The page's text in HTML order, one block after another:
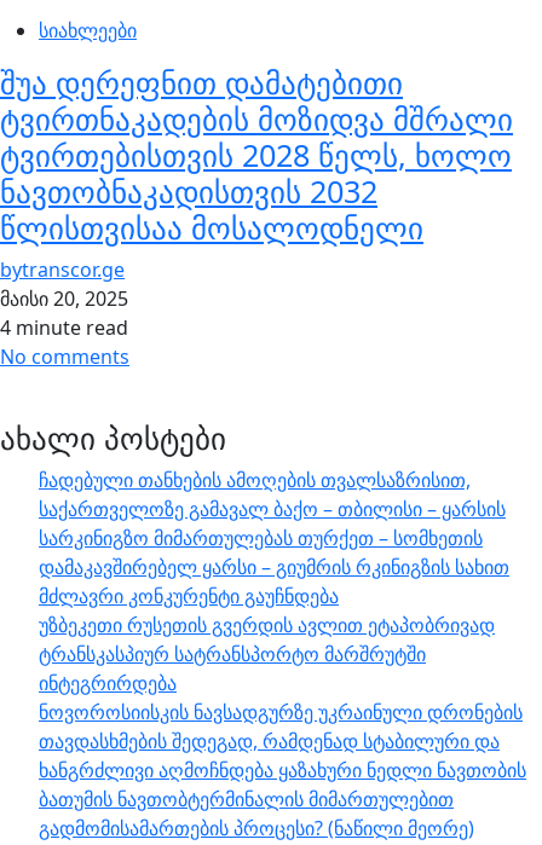
სიახლეები
შუა დერეფნით დამატებითი
ტვირთნაკადების მოზიდვა მშრალი
ტვირთებისთვის 2028 წელს, ხოლო
ნავთობნაკადისთვის 2032
წლისთვისაა მოსალოდნელი
bytranscor.ge
მაისი 20, 2025
4 minute read
No comments
ახალი პოსტები
ჩადებული თანხების ამოღების თვალსაზრისით,
საქართველოზე გამავალ ბაქო – თბილისი – ყარსის
სარკინიგზო მიმართულებას თურქეთ – სომხეთის
დამაკავშირებელ ყარსი – გიუმრის რკინიგზის სახით
მძლავრი კონკურენტი გაუჩნდება
უზბეკეთი რუსეთის გვერდის ავლით ეტაპობრივად
ტრანსკასპიურ სატრანსპორტო მარშრუტში
ინტეგრირდება
ნოვოროსიისკის ნავსადგურზე უკრაინული დრონების
თავდასხმების შედეგად, რამდენად სტაბილური და
ხანგრძლივი აღმოჩნდება ყაზახური ნედლი ნავთობის
ბათუმის ნავთობტერმინალის მიმართულებით
გადმომისამართების პროცესი? (ნაწილი მეორე)